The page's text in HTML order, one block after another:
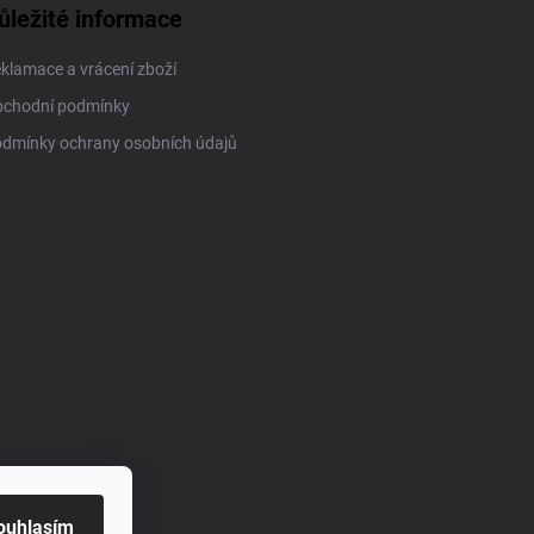
informace
a vrácení zboží
podmínky
ochrany osobních údajů